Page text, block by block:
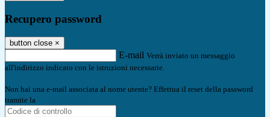
Recupero password
button close ×
E-mail Verrà inviato un messaggio
all'indirizzo indicato con le istruzioni necessarie.
Non hai una e-mail associata al nome utente? Effettua il reset della password
tramite la